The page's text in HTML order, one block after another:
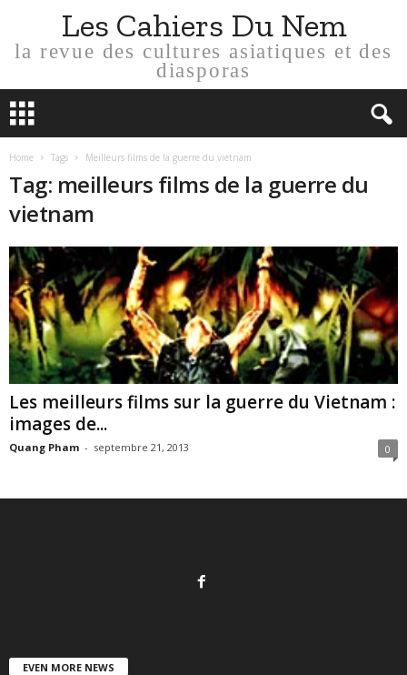
Les Cahiers Du Nem
la revue des cultures asiatiques et des
diasporas
Home Tags Meilleurs films de la guerre du vietnam
Tag: meilleurs films de la guerre du
vietnam
Les meilleurs films sur la guerre du Vietnam :
images de...
Quang Pham - septembre 21, 2013 0
EVEN MORE NEWS